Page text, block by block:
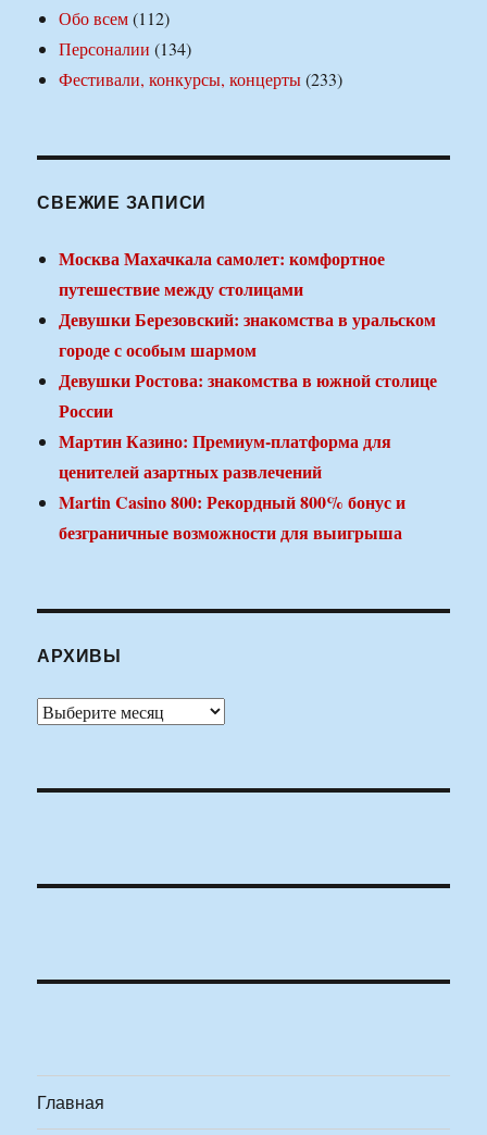
Обо всем(112)
Персоналии (134)
Фестивали, конкурсы, концерты(233)
СВЕЖИЕ ЗАПИСИ
Москва Махачкала самолет: комфортное
путешествие между столицами
Девушки Березовский: знакомства в уральском
городе с особым шармом
Девушки Ростова: знакомства в южной столице
России
Мартин Казино: Премиум-платформа для
ценителей азартных развлечений
Martin Casino 800: Рекордный 800% бонус и
безграничные возможности для выигрыша
АРХИВЫ
Архивы
Главная